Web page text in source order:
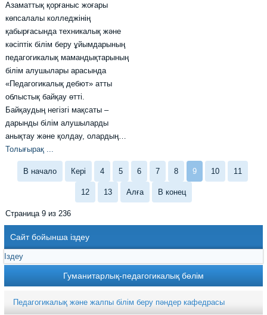
Азаматтық қорғаныс жоғары
көпсалалы колледжінің
қабырғасында техникалық және
кәсіптік білім беру ұйымдарының
педагогикалық мамандықтарының
білім алушылары арасында
«Педагогикалық дебют» атты
облыстық байқау өтті.
Байқаудың негізгі мақсаты –
дарынды білім алушыларды
анықтау және қолдау, олардың…
Толығырақ ...
В начало Кері 4 5 6 7 8 9 10 11
12 13 Алға В конец
Страница 9 из 236
Сайт бойынша іздеу
Гуманитарлық-педагогикалық бөлім
Педагогикалық және жалпы білім беру пәндер кафедрасы